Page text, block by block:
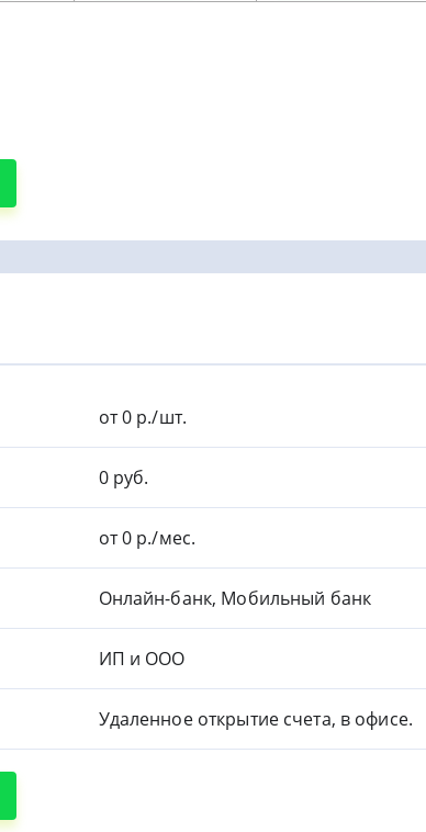
от 0 р./шт.
0 руб.
от 0 р./мес.
Онлайн-банк, Мобильный банк
ИП и ООО
Удаленное открытие счета, в офисе.